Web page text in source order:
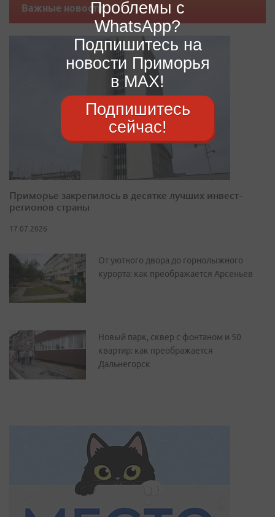
Важные новости
Приморье закрепилось в десятке лучших инвест-
регионов страны
17.07.2026
От уютного двора до горнолыжного
курорта: как преображается Арсеньев
Новый парк, сквер с фонтаном и 50
квартир: как преображается
Дальнегорск
Проблемы с
WhatsApp?
Подпишитесь на
новости Приморья
в MAX!
Подпишитесь
сейчас!